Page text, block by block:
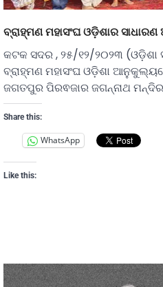
ବ୍ରାହ୍ମଣ ମହାସଂଘ ଓଡ଼ିଶାର
କଟକ ସଦର , ୨୫/୧୨/୨୦୨୩ (ଓଡ଼ିଶା
ବ୍ରାହ୍ମଣ ମହାସଂଘ ଓଡ଼ିଶା
ଜଗତପୁର ପିରଵଜାର ଜଗନ୍ନାଥ
Share this:
WhatsApp
Like this: